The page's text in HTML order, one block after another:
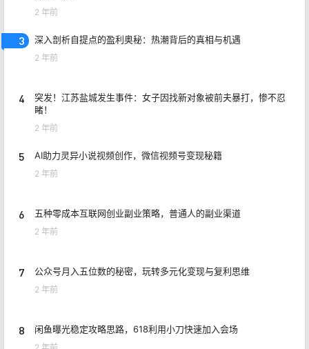
2 年前
3 深入剖析自提点的盈利奥秘：热潮背后的真相与机遇
2 年前
4
突发！江苏盐城发生事件：女子因找新对象被前夫暴打，惨不忍
睹！
2 年前
5 AI助力灵异小说视频创作，微信视频号变现秘籍
2 年前
6 五种零成本互联网创业副业策略，普通人的副业渠道
2 年前
7 公众号月入五位数的秘密，玩转多元化变现与复利思维
2 年前
8 闲鱼曝光稳定攻略思路，618利用小刀快速加入会场